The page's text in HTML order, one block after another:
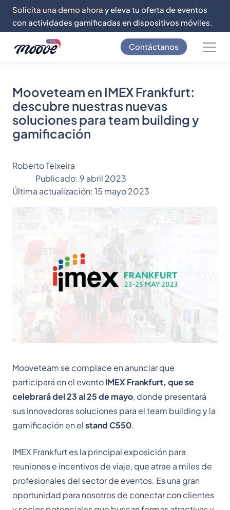
Solicita una demo ahora y eleva tu oferta de eventos
con actividades gamificadas en dispositivos móviles.
Contáctanos
Mooveteam en IMEX Frankfurt:
descubre nuestras nuevas
soluciones para team building y
gamificación
Roberto Teixeira
Publicado: 9 abril 2023
Última actualización: 15 mayo 2023
Mooveteam se complace en anunciar que
participará en el eventoIMEX Frankfurt, que se
celebrará del 23 al 25 de mayo, donde presentará
sus innovadoras soluciones para el team building y la
gamificación en elstand C550.
IMEX Frankfurt es la principal exposición para
reuniones e incentivos de viaje, que atrae a miles de
profesionales del sector de eventos. Es una gran
oportunidad para nosotros de conectar con clientes